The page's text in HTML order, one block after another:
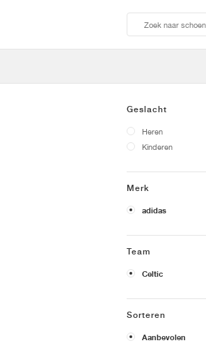
Geslacht
Heren
Kinderen
Merk
adidas
Team
Celtic
Sorteren
Aanbevolen